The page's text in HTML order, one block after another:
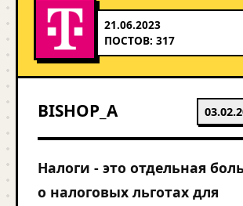
21.06.2023
ПОСТОВ: 317
BISHOP_A
Налоги - это отдельная
о налоговых льготах для